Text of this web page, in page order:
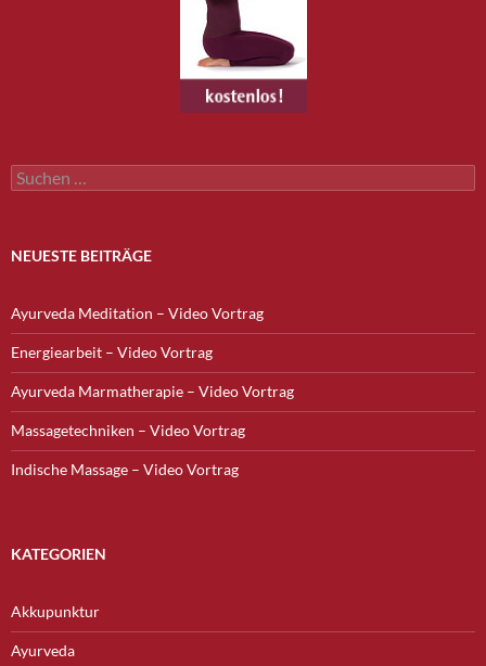
Suchen
nach:
NEUESTE BEITRÄGE
Ayurveda Meditation – Video Vortrag
Energiearbeit – Video Vortrag
Ayurveda Marmatherapie – Video Vortrag
Massagetechniken – Video Vortrag
Indische Massage – Video Vortrag
KATEGORIEN
Akkupunktur
Ayurveda